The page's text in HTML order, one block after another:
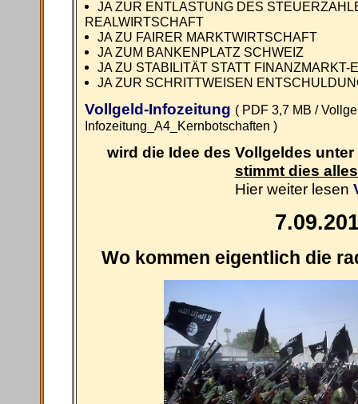
JA ZUR ENTLASTUNG DES
REALWIRTSCHAFT
JA ZU FAIRER MARKTWIRTSCHAFT
JA ZUM BANKENPLATZ SCHWEIZ
JA ZU STABILITÄT STATT FINANZMARKT-
JA ZUR SCHRITTWEISEN
Vollgeld-Infozeitung ( PDF 3,7 MB /
Infozeitung_A4_Kernbotschaften )
wird die Idee des Vollgeldes
stimmt dies
Hier weiter lesen
Wo kommen eigentlich die